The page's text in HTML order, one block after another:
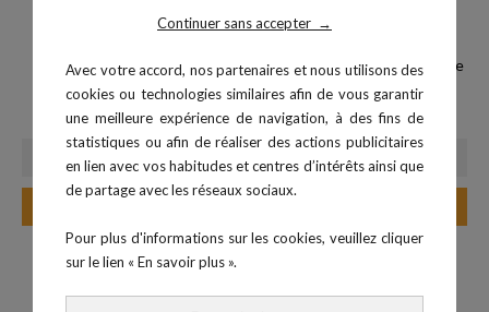
Continuer sans accepter →
Avec votre accord, nos partenaires et nous utilisons des
cookies ou technologies similaires afin de vous garantir
une meilleure expérience de navigation, à des fins de
statistiques ou afin de réaliser des actions publicitaires
en lien avec vos habitudes et centres d’intérêts ainsi que
de partage avec les réseaux sociaux.
Pour plus d'informations sur les cookies, veuillez cliquer
sur le lien « En savoir plus ».
Tube connexion 1 m
Prix
15,00 €
Masque facial Clearlite™ - Taille
M
Prix
10,00 €